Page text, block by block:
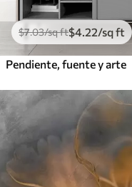
$7.03/sq ft$4 .22/sq ft
Pendiente, fuente y arte